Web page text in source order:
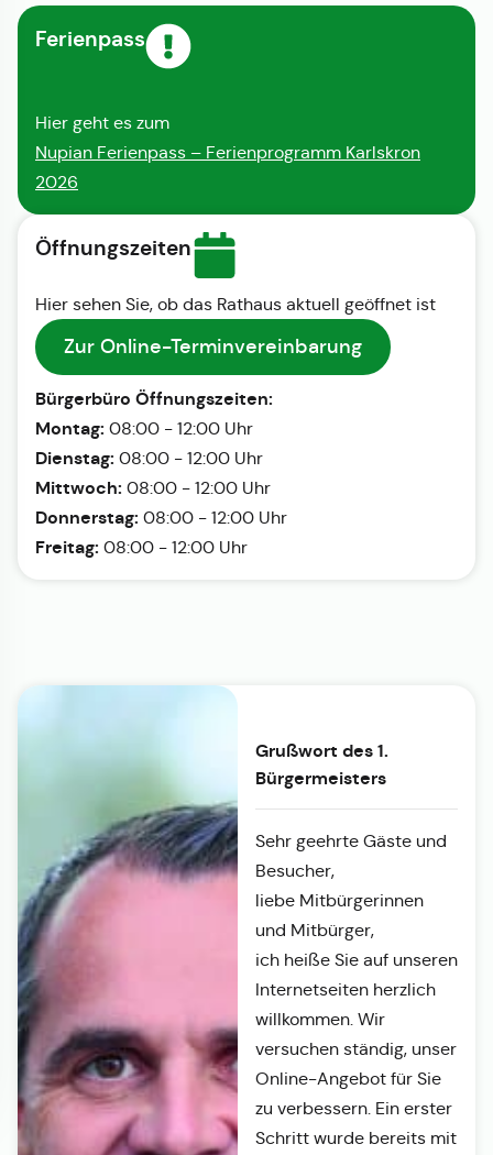
Ferienpass
Hier geht es zum
Nupian Ferienpass – Ferienprogramm Karlskron
2026
Öffnungszeiten
Hier sehen Sie, ob das Rathaus aktuell geöffnet ist
Zur Online-Terminvereinbarung
Bürgerbüro Öffnungszeiten:
Montag: 08:00 - 12:00 Uhr
Dienstag: 08:00 - 12:00 Uhr
Mittwoch: 08:00 - 12:00 Uhr
Donnerstag: 08:00 - 12:00 Uhr
Freitag: 08:00 - 12:00 Uhr
Grußwort des 1.
Bürgermeisters
Sehr geehrte Gäste und
Besucher,
liebe Mitbürgerinnen
und Mitbürger,
ich heiße Sie auf unseren
Internetseiten herzlich
willkommen. Wir
versuchen ständig, unser
Online-Angebot für Sie
zu verbessern. Ein erster
Schritt wurde bereits mit